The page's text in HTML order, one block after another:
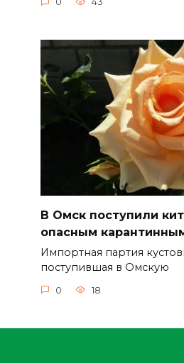
В Омск поступили
опасным
Импортная партия
поступившая в Омскую
0 18